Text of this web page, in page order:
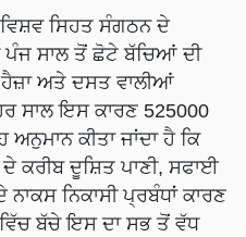
ਸਿਹਤ ਸੰਗਠਨ ਦੇ
ਪੰਜ ਸਾਲ ਤੋਂ ਛੋਟੇ ਬੱਚਿਆਂ ਦੀ
ਹੈਜ਼ਾ ਅਤੇ ਦਸਤ ਵਾਲੀਆਂ
ਸਾਲ ਇਸ ਕਾਰਣ 525000
ਕੀਤਾ ਜਾਂਦਾ ਹੈ ਕਿ
ਕਰੀਬ ਦੂਸ਼ਿਤ ਪਾਣੀ, ਸਫਾਈ
ਨਿਕਾਸੀ ਪ੍ਰਬੰਧਾਂ ਕਾਰਣ
ਬੱਚੇ ਇਸ ਦਾ ਸਭ ਤੋਂ ਵੱਧ